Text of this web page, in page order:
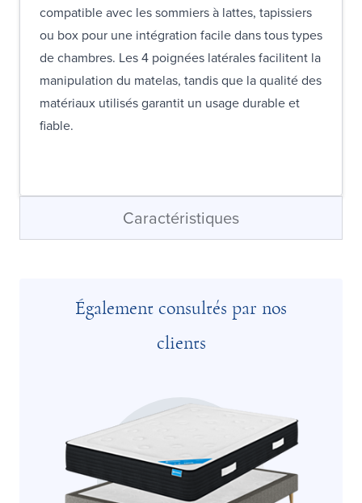
compatible avec les sommiers à lattes, tapissiers
ou box pour une intégration facile dans tous types
de chambres. Les 4 poignées latérales facilitent la
manipulation du matelas, tandis que la qualité des
matériaux utilisés garantit un usage durable et
fiable.
Caractéristiques
Également consultés par nos
clients